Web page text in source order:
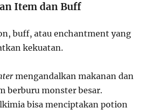
Item dan Buff
buff, atau enchantment yang
kekuatan.
mengandalkan makanan dan
berburu monster besar.
bisa menciptakan potion